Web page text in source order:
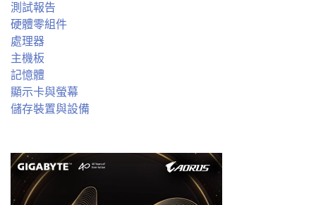
測試報告
硬體零組件
處理器
主機板
記憶體
顯示卡與螢幕
儲存裝置與設備